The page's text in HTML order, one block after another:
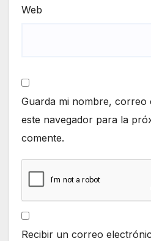
Web
Guarda mi nombre,
este navegador para la
comente.
Recibir un correo